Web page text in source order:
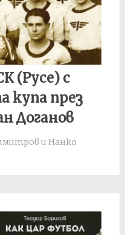
(Русе) с
купа през
Доганов
и Нанко